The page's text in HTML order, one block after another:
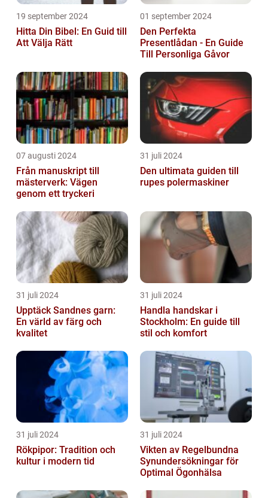
19 september 2024
Hitta Din Bibel: En Guid till
Att Välja Rätt
01 september 2024
Den Perfekta
Presentlådan - En Guide
Till Personliga Gåvor
07 augusti 2024
Från manuskript till
mästerverk: Vägen
genom ett tryckeri
31 juli 2024
Den ultimata guiden till
rupes polermaskiner
31 juli 2024
Upptäck Sandnes garn:
En värld av färg och
kvalitet
31 juli 2024
Handla handskar i
Stockholm: En guide till
stil och komfort
31 juli 2024
Rökpipor: Tradition och
kultur i modern tid
31 juli 2024
Vikten av Regelbundna
Synundersökningar för
Optimal Ögonhälsa